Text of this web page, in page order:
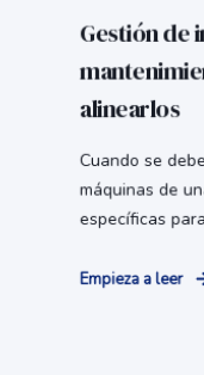
Gestión de
alinearlos
Cuando se
máquinas de
específicas
Empieza a leer